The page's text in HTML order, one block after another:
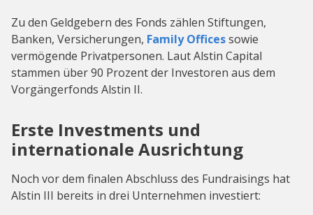
Zu den Geldgebern des Fonds zählen Stiftungen,
Banken, Versicherungen, Family Officessowie
vermögende Privatpersonen. Laut Alstin Capital
stammen über 90 Prozent der Investoren aus dem
Vorgängerfonds Alstin II.
Erste Investments und
internationale Ausrichtung
Noch vor dem finalen Abschluss des Fundraisings hat
Alstin III bereits in drei Unternehmen investiert: